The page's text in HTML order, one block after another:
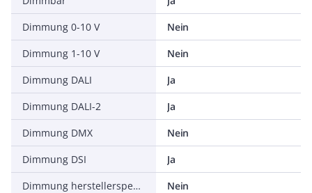
Dimmung 0-10 V
Nein
Dimmung 1-10 V
Nein
Dimmung DALI
Ja
Dimmung DALI-2
Ja
Dimmung DMX
Nein
Dimmung DSI
Ja
Dimmung herstellerspezifisch
Nein